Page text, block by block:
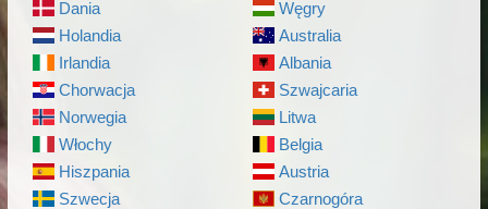
Dania
Holandia
Irlandia
Chorwacja
Norwegia
Włochy
Hiszpania
Szwecja
Węgry
Australia
Albania
Szwajcaria
Litwa
Belgia
Austria
Czarnogóra